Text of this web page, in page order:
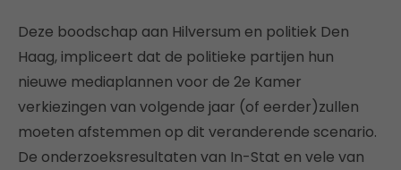
Deze boodschap aan Hilversum en politiek Den
Haag, impliceert dat de politieke partijen hun
nieuwe mediaplannen voor de 2e Kamer
verkiezingen van volgende jaar (of eerder)zullen
moeten afstemmen op dit veranderende scenario.
De onderzoeksresultaten van In-Stat en vele van